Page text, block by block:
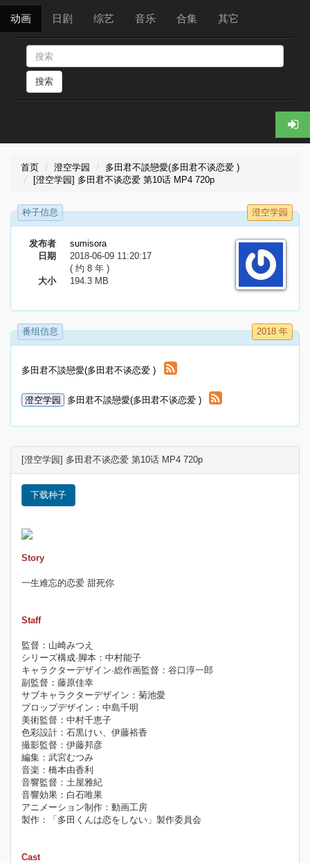
动画 日剧 综艺 音乐 合集 其它
搜索
首页 澄空学园
多田君不談戀愛(多田君不谈恋爱 )
[澄空学园] 多田君不谈恋爱 第10话 MP4 720p
种子信息 澄空学园
发布者
sumisora
日期
2018-06-09 11:20:17
( 约 8 年 )
大小
194.3 MB
番组信息 2018 年
多田君不談戀愛(多田君不谈恋爱 )
澄空学园 多田君不談戀愛(多田君不谈恋爱 )
[澄空学园] 多田君不谈恋爱 第10话 MP4 720p
下载种子
Story
一生难忘的恋爱 甜死你
Staff
監督：山崎みつえ
シリーズ構成·脚本：中村能子
キャラクターデザイン·総作画監督：谷口淳一郎
副監督：藤原佳幸
サブキャラクターデザイン：菊池愛
プロップデザイン：中島千明
美術監督：中村千恵子
色彩設計：石黒けい、伊藤裕香
撮影監督：伊藤邦彦
編集：武宮むつみ
音楽：橋本由香利
音響監督：土屋雅紀
音響効果：白石唯果
アニメーション制作：動画工房
製作：「多田くんは恋をしない」製作委員会
Cast